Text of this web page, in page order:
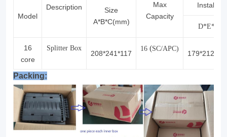
Model
Description
Size
A*B*C(mm)
Max
Capacity
D*E*F
16
core
Splitter Box
208*241*117
16 (SC/APC)
Packing: